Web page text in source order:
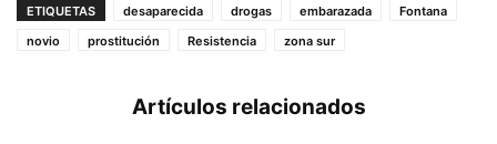
ETIQUETAS desaparecida drogas embarazada
Fontana
novio
prostitución Resistencia zona sur
Artículos relacionados